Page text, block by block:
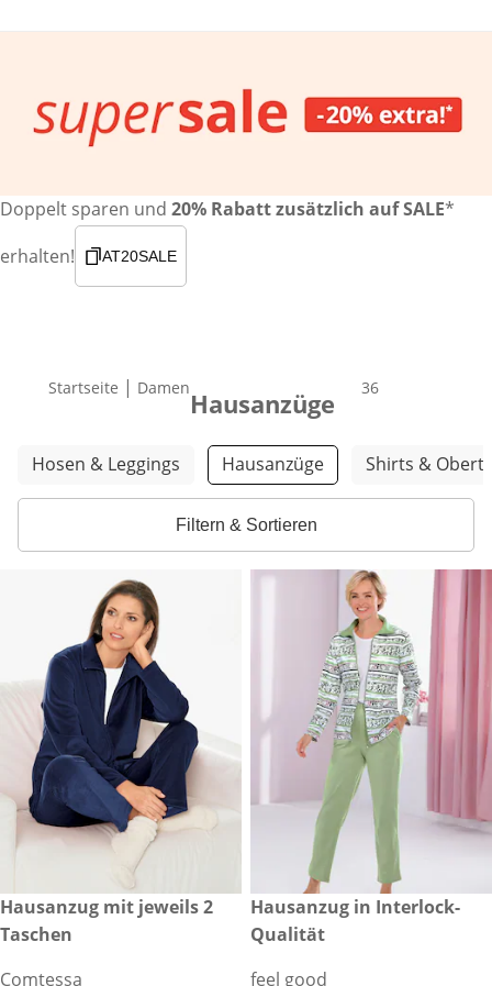
Doppelt sparen und 20% Rabatt zusätzlich auf SALE*
erhalten!
AT20SALE
Startseite | DamenHausanzüge Produkte
36
Weitere Kategorien überspringen
Hosen & Leggings Hausanzüge Shirts &
Filtern & Sortieren
€ 69,99
Hausanzug mit jeweils 2
Taschen
Comtessa
€ 69,99
Hausanzug in Interlock-
Qualität
feel good